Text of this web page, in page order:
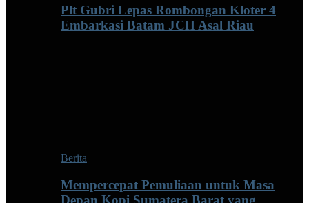
Plt Gubri Lepas Rombongan Kloter 4
Embarkasi Batam JCH Asal Riau
Berita
Mempercepat Pemuliaan untuk Masa
Depan Kopi Sumatera Barat yang